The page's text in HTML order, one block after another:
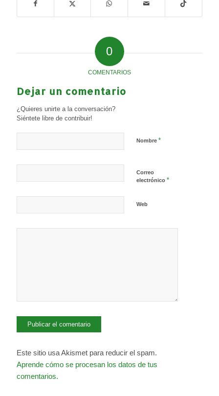
0
COMENTARIOS
Dejar un comentario
¿Quieres unirte a la conversación?
Siéntete libre de contribuir!
Nombre *
Correo
electrónico *
Web
Este sitio usa Akismet para reducir el spam.
Aprende cómo se procesan los datos de tus
comentarios.